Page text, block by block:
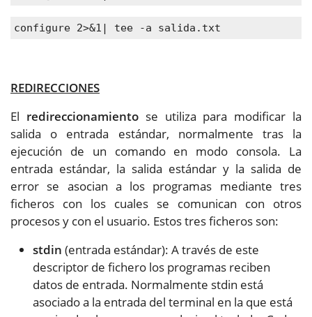
configure 2>&1| tee -a salida.txt
REDIRECCIONES
El redireccionamientose utiliza para modificar la
salida o entrada estándar, normalmente tras la
ejecución de un comando en modo consola. La
entrada estándar, la salida estándar y la salida de
error se asocian a los programas mediante tres
ficheros con los cuales se comunican con otros
procesos y con el usuario. Estos tres ficheros son:
stdin (entrada estándar): A través de este
descriptor de fichero los programas reciben
datos de entrada. Normalmente stdin está
asociado a la entrada del terminal en la que está